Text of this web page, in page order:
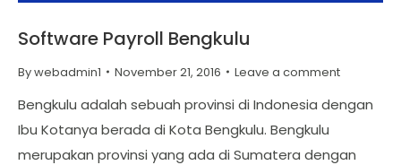
Software Payroll Bengkulu
Bywebadmin1 November 21, 2016 Leave a comment
Bengkulu adalah sebuah provinsi di Indonesia dengan
Ibu Kotanya berada di Kota Bengkulu. Bengkulu
merupakan provinsi yang ada di Sumatera dengan